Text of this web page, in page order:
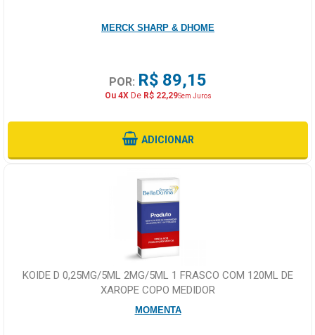
MERCK SHARP & DHOME
POR: R$ 89,15
Ou 4XDe R$ 22,29Sem Juros
ADICIONAR
KOIDE D 0,25MG/5ML 2MG/5ML 1 FRASCO COM 120ML DE
XAROPE COPO MEDIDOR
MOMENTA